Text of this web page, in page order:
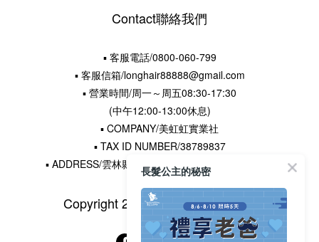
Contact聯絡我們
▪ 客服電話/0800-060-799
▪ 客服信箱/longhair88888@gmail.com
▪ 營業時間/周一～周五08:30-17:30
(中午12:00-13:00休息)
▪ COMPANY/美虹虹實業社
▪ TAX ID NUMBER/38789837
▪ ADDRESS/雲林縣水林鄉土厝村16鄰王厝寮22-5號
Copyright 2015 © 長髮公主的秘密
長髮公主的秘密